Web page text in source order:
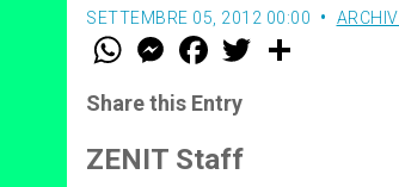
SETTEMBRE 05, 2012 00:00 ARCHIVI
W
t
s
p
p
M
e
s
e
g
e
F
a
e
b
o
k
w
Share this Entry
ZENIT Staff